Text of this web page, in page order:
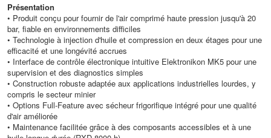
Présentation
• Produit conçu pour fournir de l'air comprimé haute pression jusqu'à 20
bar, fiable en environnements difficiles
• Technologie à injection d'huile et compression en deux étages pour une
efficacité et une longévité accrues
• Interface de contrôle électronique intuitive Elektronikon MK5 pour une
supervision et des diagnostics simples
• Construction robuste adaptée aux applications industrielles lourdes, y
compris le secteur minier
• Options Full-Feature avec sécheur frigorifique intégré pour une qualité
d'air améliorée
• Maintenance facilitée grâce à des composants accessibles et à une